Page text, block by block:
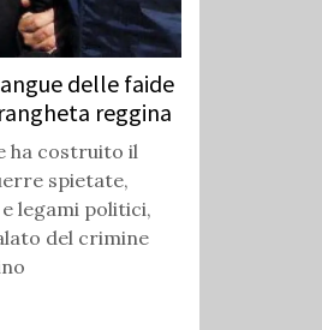
delle faide
reggina
ha costruito il
spietate,
legami politici,
del crimine